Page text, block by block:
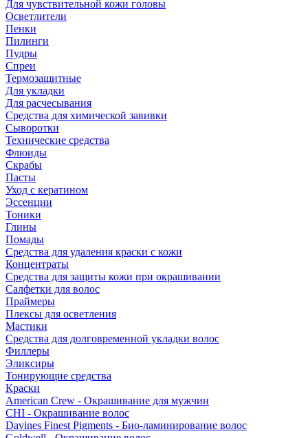
Для чувствительной кожи головы
Осветлители
Пенки
Пилинги
Пудры
Спреи
Термозащитные
Для укладки
Для расчесывания
Средства для химической завивки
Сыворотки
Технические средства
Флюиды
Скрабы
Пасты
Уход с кератином
Эссенции
Тоники
Глины
Помады
Средства для удаления краски с кожи
Концентраты
Средства для защиты кожи при окрашивании
Салфетки для волос
Праймеры
Плексы для осветления
Мастики
Средства для долговременной укладки волос
Филлеры
Эликсиры
Тонирующие средства
Краски
American Crew - Окрашивание для мужчин
CHI - Окрашивание волос
Davines Finest Pigments - Био-ламинирование волос